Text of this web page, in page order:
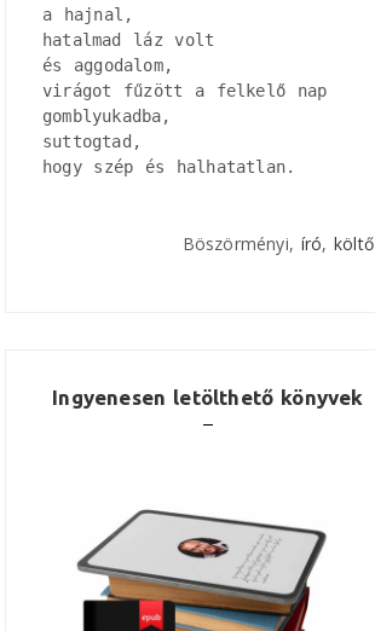
a hajnal,
hatalmad láz volt
és aggodalom,
virágot fűzött a felkelő nap
gomblyukadba,
suttogtad,
hogy szép és halhatatlan.
Böszörményi, író, költő
Ingyenesen letölthető könyvek